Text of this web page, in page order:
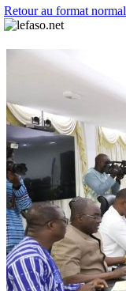
Retour au format normal